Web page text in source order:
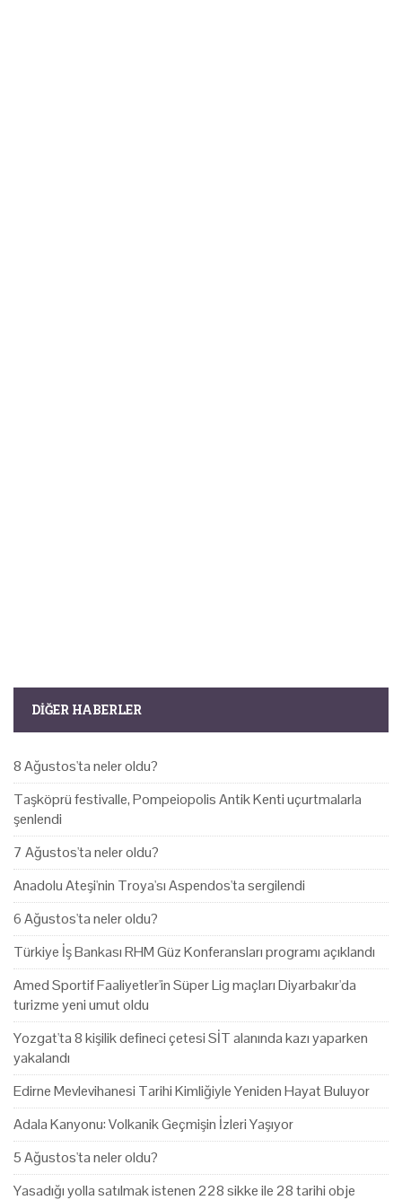
DIĞER HABERLER
8 Ağustos'ta neler oldu?
Taşköprü festivalle, Pompeiopolis Antik Kenti uçurtmalarla
şenlendi
7 Ağustos'ta neler oldu?
Anadolu Ateşi'nin Troya'sı Aspendos'ta sergilendi
6 Ağustos'ta neler oldu?
Türkiye İş Bankası RHM Güz Konferansları programı açıklandı
Amed Sportif Faaliyetler'in Süper Lig maçları Diyarbakır'da
turizme yeni umut oldu
Yozgat'ta 8 kişilik defineci çetesi SİT alanında kazı yaparken
yakalandı
Edirne Mevlevihanesi Tarihi Kimliğiyle Yeniden Hayat Buluyor
Adala Kanyonu: Volkanik Geçmişin İzleri Yaşıyor
5 Ağustos'ta neler oldu?
Yasadığı yolla satılmak istenen 228 sikke ile 28 tarihi obje